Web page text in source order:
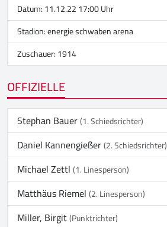
Datum: 11.12.22 17:00 Uhr
Stadion:energie schwaben arena
Zuschauer: 1914
OFFIZIELLE
Stephan Bauer(1. Schiedsrichter)
Daniel Kannengießer(2. Schiedsrichter)
Michael Zettl(1. Linesperson)
Matthäus Riemel(2. Linesperson)
Miller, Birgit(Punktrichter)